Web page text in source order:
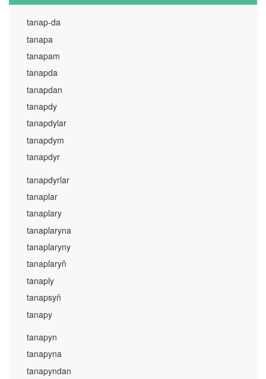
tanap-da
tanapa
tanapam
tanapda
tanapdan
tanapdy
tanapdylar
tanapdym
tanapdyr
tanapdyrlar
tanaplar
tanaplary
tanaplaryna
tanaplaryny
tanaplaryň
tanaply
tanapsyň
tanapy
tanapyn
tanapyna
tanapyndan